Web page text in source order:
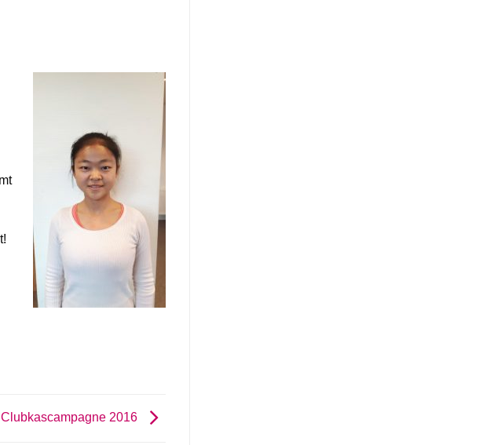
Clubkascampagne 2016